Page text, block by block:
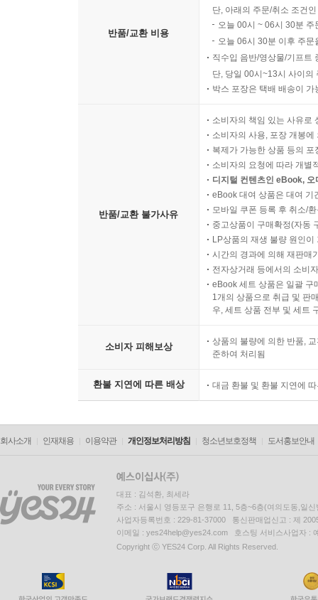
반품/교환 비용
단, 아래의 주문/취소 조건
오늘 00시 ~ 06시 30분
오늘 06시 30분 이후 주
직수입 음반/영상물/기프트
단, 당일 00시~13시 사이의
박스 포장은 택배 배송이
반품/교환 불가사유
소비자의 책임 있는 사유로
소비자의 사용, 포장 개봉
복제가 가능한 상품 등의
소비자의 요청에 따라 개별
디지털 컨텐츠인 eBook,
eBook 대여 상품은 대여 기
모바일 쿠폰 등록 후 취소/
중고상품이 구매확정(자동
LP상품의 재생 불량 원인
시간의 경과에 의해 재판매
전자상거래 등에서의 소비
eBook 세트 상품은 일괄 구
1개의 상품으로 취급 및 판
우, 세트 상품 전부 및 세트
소비자 피해보상
상품의 불량에 의한 반품,
준하여 처리됨
환불 지연에 따른 배상 대금 환불 및 환불 지연에
회사소개 인재채용 이용약관 개인정보처리방침 청소년보호정책 도서홍보안내
대표 : 김석환, 최세라
주소 : 서울시 영등포구 은행로 11, 5층~6층(여의도동,일신
사업자등록번호 : 229-81-37000 통신판매업신고 : 제
이메일 : yes24help@yes24.com 호스팅 서비스사업자 :
Copyright ⓒ YES24 Corp. All Rights Reserved.